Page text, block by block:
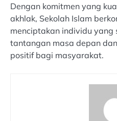
Dengan komitmen yang
akhlak, Sekolah Islam
menciptakan individu yang
tantangan masa depan
positif bagi masyarakat.